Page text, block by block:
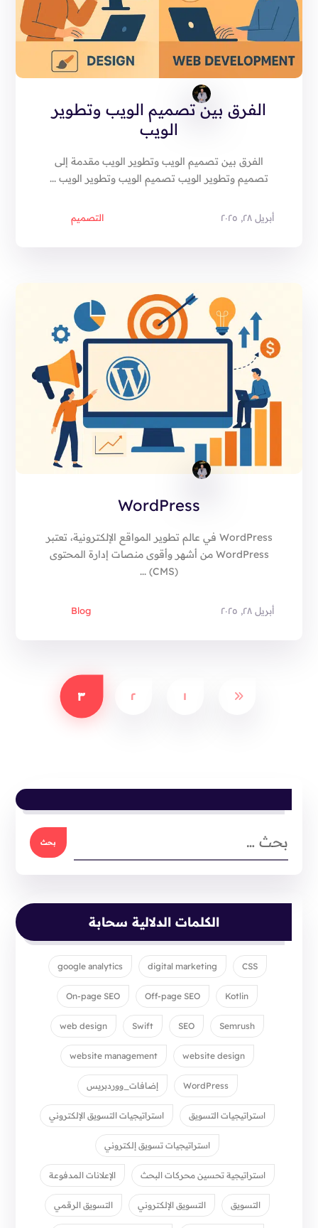
الفرق بين تصميم الويب وتطوير
الويب
التصميم أبريل ٢٨, ٢٠٢٥
الفرق بين تصميم الويب وتطوير الويب مقدمة إلى
تصميم وتطوير الويب تصميم الويب وتطوير الويب ...
WordPress
Blog أبريل ٢٨, ٢٠٢٥
WordPress في عالم تطوير المواقع الإلكترونية، تعتبر
WordPress من أشهر وأقوى منصات إدارة المحتوى
(CMS) ...
١ ٢ ٣
الكلمات الدلالية سحابة
CSS
digital marketing
google analytics
Kotlin
Off-page SEO
On-page SEO
Semrush
SEO
Swift
web design
website design
website management
WordPress إضافات_ووردبريس
استراتيجيات التسويق استراتيجيات التسويق الإلكتروني
استراتيجيات تسويق إلكتروني
استراتيجية تحسين محركات البحث الإعلانات المدفوعة
التسويق التسويق الإلكتروني التسويق الرقمي